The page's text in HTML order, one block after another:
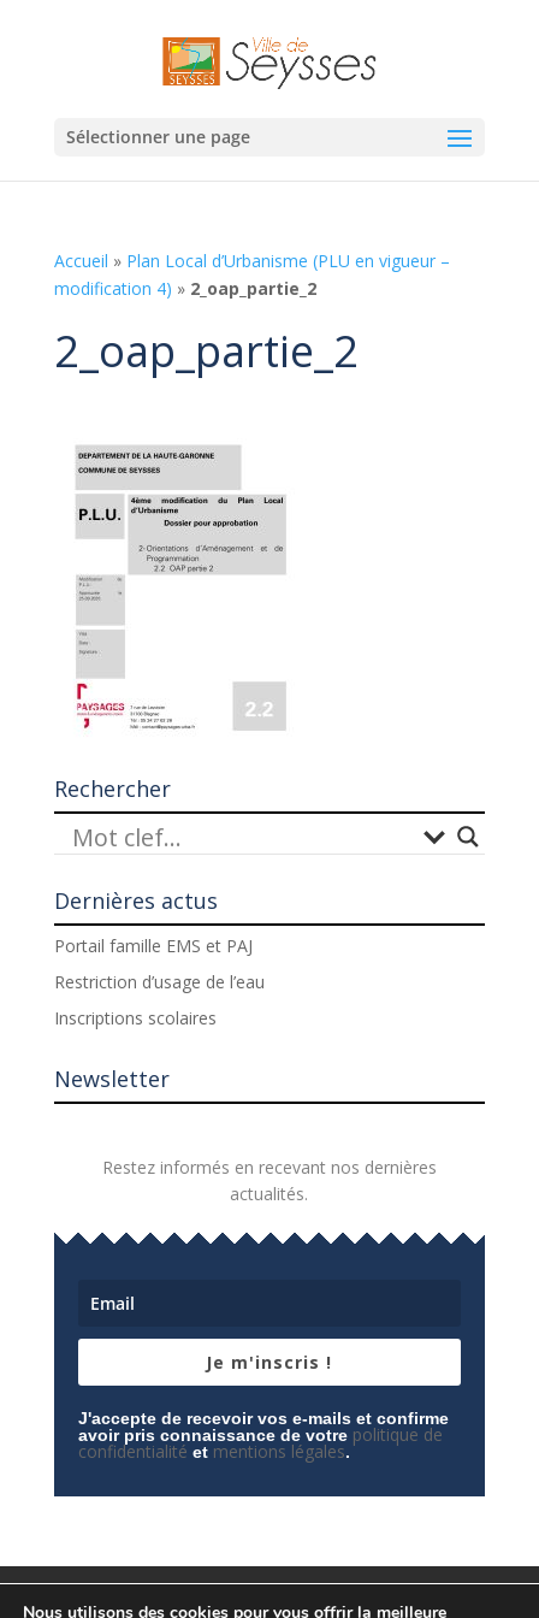
Sélectionner une page
Accueil » Plan Local d’Urbanisme (PLU en vigueur –
modification 4) » 2_oap_partie_2
2_oap_partie_2
Rechercher
Dernières actus
Portail famille EMS et PAJ
Restriction d’usage de l’eau
Inscriptions scolaires
Newsletter
Restez informés en recevant nos dernières
actualités.
Je m'inscris !
J'accepte de recevoir vos e-mails et confirme
avoir pris connaissance de votre politique de
confidentialité et mentions légales.
Nous utilisons des cookies pour vous offrir la meilleure